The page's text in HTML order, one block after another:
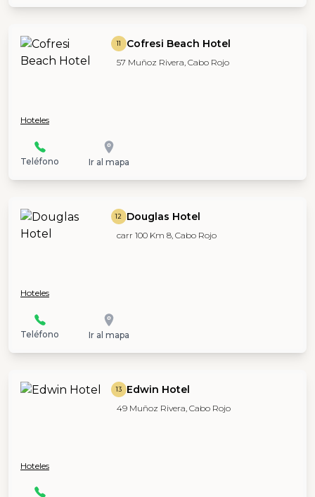
11 Cofresi Beach Hotel
57 Muñoz Rivera, Cabo Rojo
Hoteles
Teléfono Ir al mapa
12 Douglas Hotel
carr 100 Km 8, Cabo Rojo
Hoteles
Teléfono Ir al mapa
13 Edwin Hotel
49 Muñoz Rivera, Cabo Rojo
Hoteles